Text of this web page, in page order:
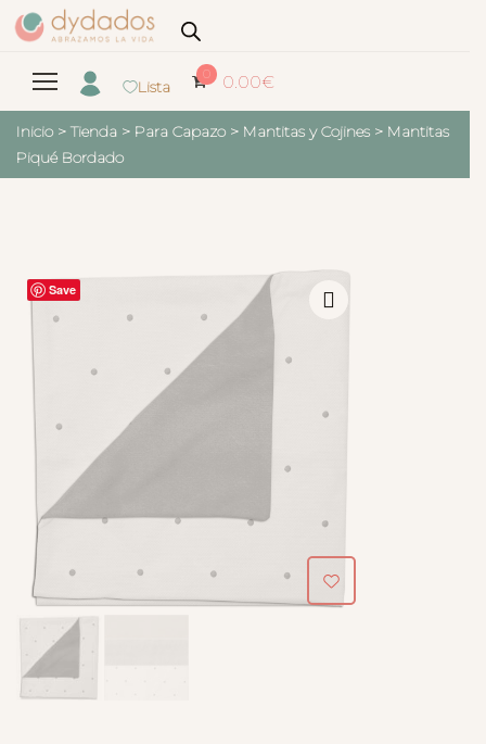
Lista
0 0.00€
Inicio > Tienda > Para Capazo > Mantitas y Cojines > Mantitas
Piqué Bordado
Save